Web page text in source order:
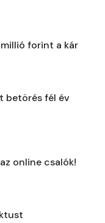
forint a kár
betörés fél év
online csalók!